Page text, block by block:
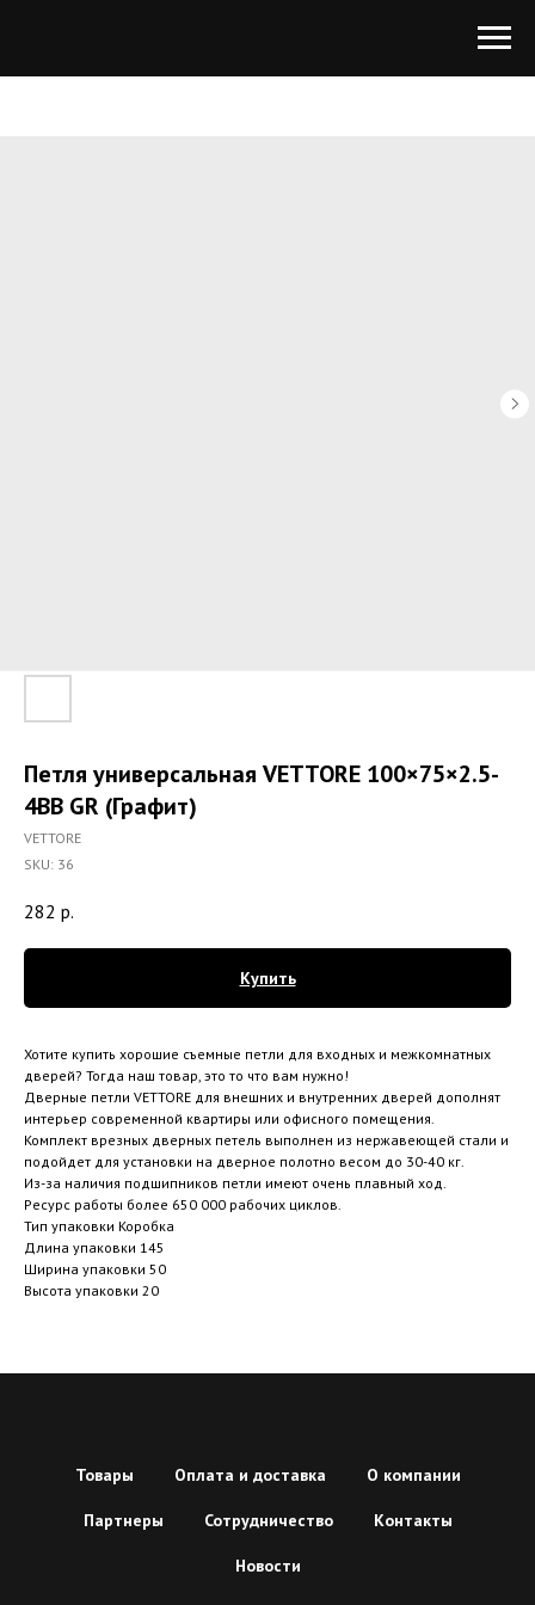
Петля универсальная VETTORE 100×75×2.5-
4BB GR (Графит)
VETTORE
SKU: 36
282 р.
Купить
Хотите купить хорошие съемные петли для входных и межкомнатных
дверей? Тогда наш товар, это то что вам нужно!
Дверные петли VETTORE для внешних и внутренних дверей дополнят
интерьер современной квартиры или офисного помещения.
Комплект врезных дверных петель выполнен из нержавеющей стали и
подойдет для установки на дверное полотно весом до 30-40 кг.
Из-за наличия подшипников петли имеют очень плавный ход.
Ресурс работы более 650 000 рабочих циклов.
Тип упаковки Коробка
Длина упаковки 145
Ширина упаковки 50
Высота упаковки 20
Товары Оплата и доставка О компании
Партнеры Сотрудничество Контакты
Новости